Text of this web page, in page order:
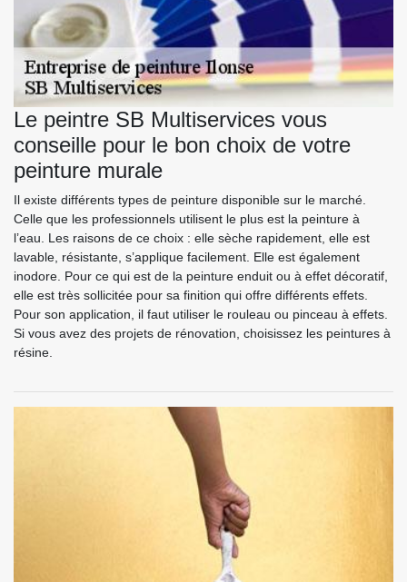
Le peintre SB Multiservices vous
conseille pour le bon choix de votre
peinture murale
Il existe différents types de peinture disponible sur le marché.
Celle que les professionnels utilisent le plus est la peinture à
l’eau. Les raisons de ce choix : elle sèche rapidement, elle est
lavable, résistante, s’applique facilement. Elle est également
inodore. Pour ce qui est de la peinture enduit ou à effet décoratif,
elle est très sollicitée pour sa finition qui offre différents effets.
Pour son application, il faut utiliser le rouleau ou pinceau à effets.
Si vous avez des projets de rénovation, choisissez les peintures à
résine.